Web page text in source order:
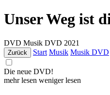
Unser Weg ist
DVD Musik DVD 2021
Zurück Start Musik Musik DVD
Die neue DVD!
mehr lesen weniger lesen